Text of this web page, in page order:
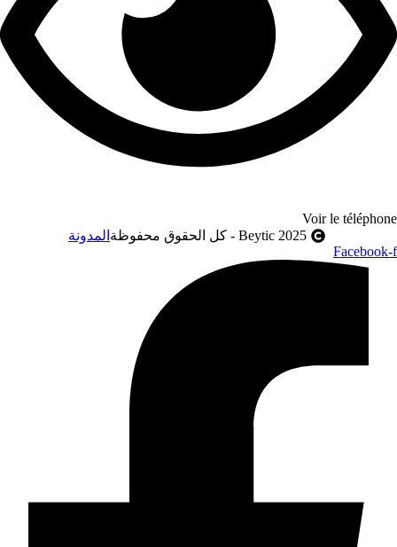
Voir le
2025 Beytic - كل الحقوق محفوظة
المدونة